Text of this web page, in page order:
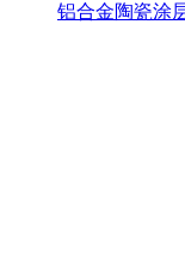
铝合金陶瓷涂